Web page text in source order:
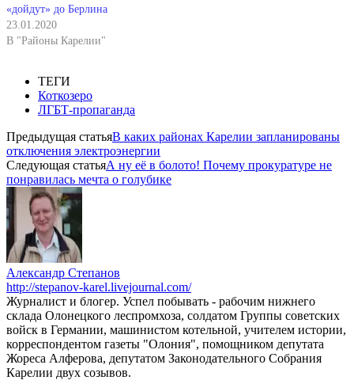
«дойдут» до Берлина
23.01.2020
В "Районы Карелии"
ТЕГИ
Коткозеро
ЛГБТ-пропаганда
Предыдущая статьяВ каких районах Карелии запланированы
отключения электроэнергии
Следующая статьяА ну её в болото! Почему прокуратуре не
понравилась мечта о голубике
Александр Степанов
http://stepanov-karel.livejournal.com/
Журналист и блогер. Успел побывать - рабочим нижнего
склада Олонецкого леспромхоза, солдатом Группы советских
войск в Германии, машинистом котельной, учителем истории,
корреспондентом газеты "Олония", помощником депутата
Жореса Алферова, депутатом Законодательного Собрания
Карелии двух созывов.